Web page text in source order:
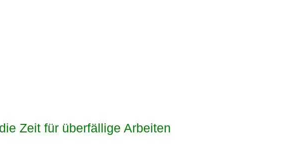
Zeit für überfällige Arbeiten